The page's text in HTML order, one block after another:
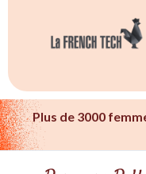
Plus de 3000